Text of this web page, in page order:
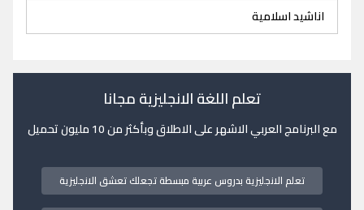
اناشيد اسلامية
تعلم اللغة الانجليزية مجانا
مع البرنامج العربي الاشهر على الاطلاق وبأكثر من 10 مليون تحميل
تعلم الانجليزية بدروس عربية مبسطة تجعلك تعشق الانجليزية